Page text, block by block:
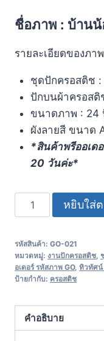
ชื่อภาพ : บ้าน
รายละเอียดของภา
ชุดปักครอสติช
ปักบนผ้าครอสติ
ขนาดภาพ : 24
ผังลายสี ขนาด
*สินค้าพรีออเด
20 วันค่ะ*
หยิบใส่
รหัสสินค้า: GO-021
หมวดหมู่: งานปักครอสติช
อเดอร์ รหัสภาพ GO, ทิวทัศน์
ป้ายกำกับ: ครอสติช
คำอธิบาย